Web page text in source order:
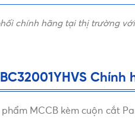
chính hãng tại thị trường
MCCB kèm cuộn cắt